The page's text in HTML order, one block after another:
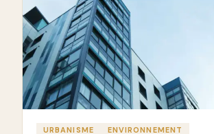
URBANISME
ENVIRONNEMENT